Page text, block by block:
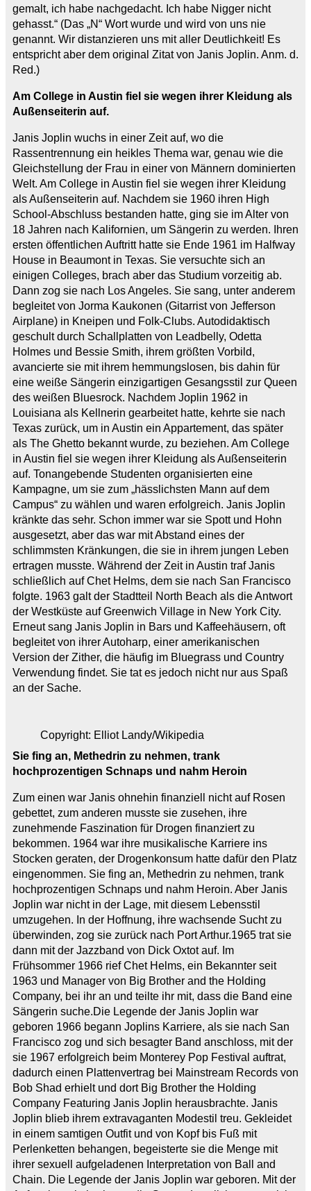
gemalt, ich habe nachgedacht. Ich habe Nigger nicht
gehasst.“ (Das „N“ Wort wurde und wird von uns nie
genannt. Wir distanzieren uns mit aller Deutlichkeit! Es
entspricht aber dem original Zitat von Janis Joplin. Anm. d.
Red.)
Am College in Austin fiel sie wegen ihrer Kleidung als
Außenseiterin auf.
Janis Joplin wuchs in einer Zeit auf, wo die
Rassentrennung ein heikles Thema war, genau wie die
Gleichstellung der Frau in einer von Männern dominierten
Welt. Am College in Austin fiel sie wegen ihrer Kleidung
als Außenseiterin auf. Nachdem sie 1960 ihren High
School-Abschluss bestanden hatte, ging sie im Alter von
18 Jahren nach Kalifornien, um Sängerin zu werden. Ihren
ersten öffentlichen Auftritt hatte sie Ende 1961 im Halfway
House in Beaumont in Texas. Sie versuchte sich an
einigen Colleges, brach aber das Studium vorzeitig ab.
Dann zog sie nach Los Angeles. Sie sang, unter anderem
begleitet von Jorma Kaukonen (Gitarrist von Jefferson
Airplane) in Kneipen und Folk-Clubs. Autodidaktisch
geschult durch Schallplatten von Leadbelly, Odetta
Holmes und Bessie Smith, ihrem größten Vorbild,
avancierte sie mit ihrem hemmungslosen, bis dahin für
eine weiße Sängerin einzigartigen Gesangsstil zur Queen
des weißen Bluesrock. Nachdem Joplin 1962 in
Louisiana als Kellnerin gearbeitet hatte, kehrte sie nach
Texas zurück, um in Austin ein Appartement, das später
als The Ghetto bekannt wurde, zu beziehen. Am College
in Austin fiel sie wegen ihrer Kleidung als Außenseiterin
auf. Tonangebende Studenten organisierten eine
Kampagne, um sie zum „hässlichsten Mann auf dem
Campus“ zu wählen und waren erfolgreich. Janis Joplin
kränkte das sehr. Schon immer war sie Spott und Hohn
ausgesetzt, aber das war mit Abstand eines der
schlimmsten Kränkungen, die sie in ihrem jungen Leben
ertragen musste. Während der Zeit in Austin traf Janis
schließlich auf Chet Helms, dem sie nach San Francisco
folgte. 1963 galt der Stadtteil North Beach als die Antwort
der Westküste auf Greenwich Village in New York City.
Erneut sang Janis Joplin in Bars und Kaffeehäusern, oft
begleitet von ihrer Autoharp, einer amerikanischen
Version der Zither, die häufig im Bluegrass und Country
Verwendung findet. Sie tat es jedoch nicht nur aus Spaß
an der Sache.
Copyright: Elliot Landy/Wikipedia
Sie fing an, Methedrin zu nehmen, trank
hochprozentigen Schnaps und nahm Heroin
Zum einen war Janis ohnehin finanziell nicht auf Rosen
gebettet, zum anderen musste sie zusehen, ihre
zunehmende Faszination für Drogen finanziert zu
bekommen. 1964 war ihre musikalische Karriere ins
Stocken geraten, der Drogenkonsum hatte dafür den Platz
eingenommen. Sie fing an, Methedrin zu nehmen, trank
hochprozentigen Schnaps und nahm Heroin. Aber Janis
Joplin war nicht in der Lage, mit diesem Lebensstil
umzugehen. In der Hoffnung, ihre wachsende Sucht zu
überwinden, zog sie zurück nach Port Arthur.1965 trat sie
dann mit der Jazzband von Dick Oxtot auf. Im
Frühsommer 1966 rief Chet Helms, ein Bekannter seit
1963 und Manager von Big Brother and the Holding
Company, bei ihr an und teilte ihr mit, dass die Band eine
Sängerin suche.Die Legende der Janis Joplin war
geboren 1966 begann Joplins Karriere, als sie nach San
Francisco zog und sich besagter Band anschloss, mit der
sie 1967 erfolgreich beim Monterey Pop Festival auftrat,
dadurch einen Plattenvertrag bei Mainstream Records von
Bob Shad erhielt und dort Big Brother the Holding
Company Featuring Janis Joplin herausbrachte. Janis
Joplin blieb ihrem extravaganten Modestil treu. Gekleidet
in einem samtigen Outfit und von Kopf bis Fuß mit
Perlenketten behangen, begeisterte sie die Menge mit
ihrer sexuell aufgeladenen Interpretation von Ball and
Chain. Die Legende der Janis Joplin war geboren. Mit der